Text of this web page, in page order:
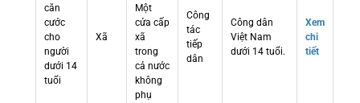
căn
cước
cho
người
dưới 14
tuổi
Xã
Một
cửa cấp
xã
trong
cả nước
không
phụ
Công
tác
tiếp
dân
Công dân
Việt Nam
dưới 14 tuổi.
Xem
chi
tiết